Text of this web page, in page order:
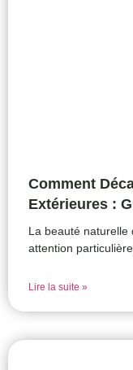
Comment
Extérieures :
La beauté naturelle
attention
Lire la suite »